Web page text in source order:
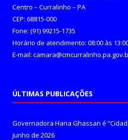
Centro – Curralinho – PA
CEP: 68815-000
Fone: (91) 99215-1735
Horário de atendimento: 08:00 às
E-mail:
ÚLTIMAS PUBLICAÇÕES
Governadora Hana Ghassan é
junho de 2026